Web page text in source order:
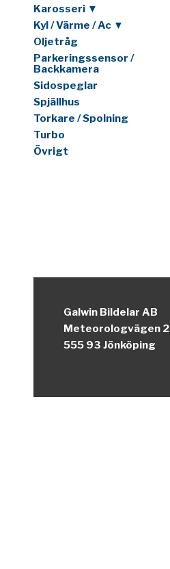
Karosseri ▼
Kyl / Värme / Ac ▼
Oljetråg
Parkeringssensor /
Backkamera
Sidospeglar
Spjällhus
Torkare / Spolning
Turbo
Övrigt
Galwin Bildelar AB
Meteorologvägen 2
555 93 Jönköping